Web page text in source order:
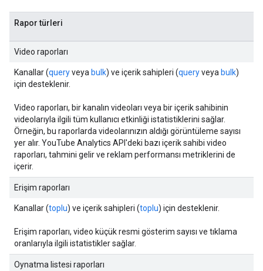
Rapor türleri
Video raporları
Kanallar (queryveya bulk) ve içerik sahipleri (queryveya bulk)
için desteklenir.
Video raporları, bir kanalın videoları veya bir içerik sahibinin
videolarıyla ilgili tüm kullanıcı etkinliği istatistiklerini sağlar.
Örneğin, bu raporlarda videolarınızın aldığı görüntüleme sayısı
yer alır. YouTube Analytics API'deki bazı içerik sahibi video
raporları, tahmini gelir ve reklam performansı metriklerini de
içerir.
Erişim raporları
Kanallar (toplu) ve içerik sahipleri (toplu) için desteklenir.
Erişim raporları, video küçük resmi gösterim sayısı ve tıklama
oranlarıyla ilgili istatistikler sağlar.
Oynatma listesi raporları